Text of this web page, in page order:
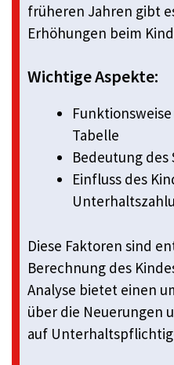
früheren Jahren gibt
Erhöhungen beim
Wichtige Aspekte:
Tabelle
Bedeutung
Einfluss des
Diese Faktoren sind
Berechnung des
Analyse bietet einen
über die Neuerungen
auf